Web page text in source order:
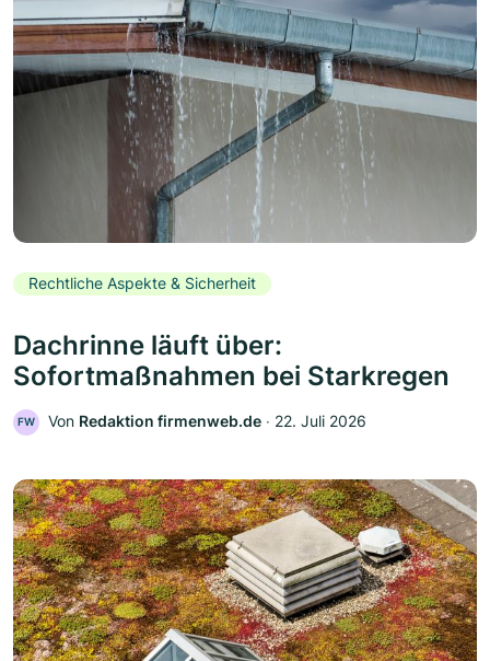
Rechtliche Aspekte & Sicherheit
Dachrinne läuft über:
Sofortmaßnahmen bei Starkregen
FW Von Redaktion firmenweb.de ‧ 22. Juli 2026